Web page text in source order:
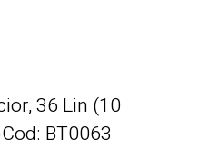
36 Lin (10
BT0063